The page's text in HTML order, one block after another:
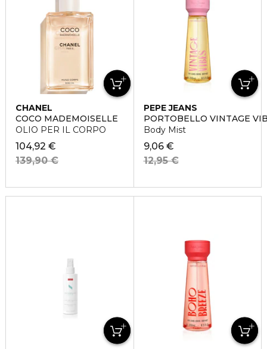
CHANEL
COCO MADEMOISELLE
OLIO PER IL CORPO
104,92 €
139,90 €
PEPE JEANS
PORTOBELLO VINTAGE
Body Mist
9,06 €
12,95 €